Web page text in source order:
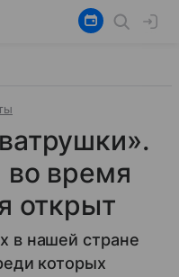
во время
открыт
в нашей стране
которых